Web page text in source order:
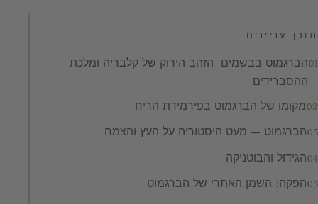
תוכן עניינים
הברגמוט בבשמים: הזהב הירוק של קלבריה ומלכת
ההסברידים
מקומו של הברגמוט בפירמידת הריח
הברגמוט — מעט היסטוריה על העץ והצמח
הגידול והבוטניקה
הפקה: השמן האתרי של הברגמוט